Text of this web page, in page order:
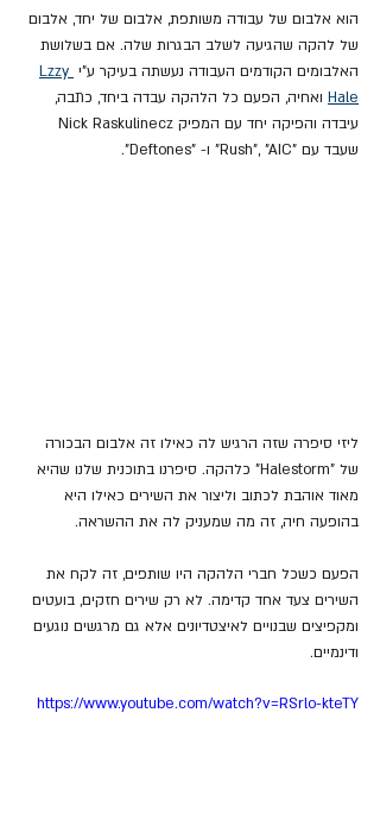
הוא אלבום של עבודה משותפת, אלבום של יחד, אלבום
של להקה שהגיעה לשלב הבגרות שלה. אם בשלושת
האלבומים הקודמים העבודה נעשתה בעיקר ע"י Lzzy
Hale ואחיה, הפעם כל הלהקה עבדה ביחד, כתבה,
שעבד עם "Rush", "AIC" ו- "Deftones".
ליזי סיפרה שזה הרגיש לה כאילו זה אלבום הבכורה
של "Halestorm" כלהקה. סיפרנו בתוכנית שלנו שהיא
מאוד אוהבת לכתוב וליצור את השירים כאילו היא
בהופעה חיה, זה מה שמעניק לה את ההשראה.
הפעם כשכל חברי הלהקה היו שותפים, זה לקח את
השירים צעד אחד קדימה. לא רק שירים חזקים, בועטים
ומקפיצים שבנויים לאיצטדיונים אלא גם מרגשים נוגעים
ודינמיים.
https://www.youtube.com/watch?v=RSrlo-kteTY